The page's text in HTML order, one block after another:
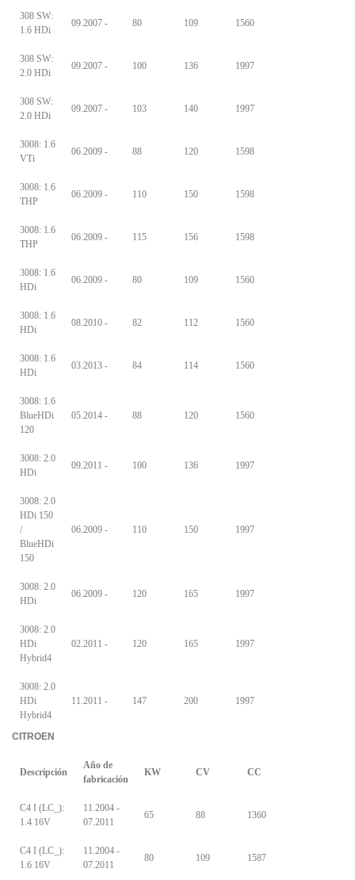
308 SW:
1.6 HDi
09.2007 - 80 109 1560
308 SW:
2.0 HDi
09.2007 - 100 136 1997
308 SW:
2.0 HDi
09.2007 - 103 140 1997
3008: 1.6
VTi
06.2009 - 88 120 1598
3008: 1.6
THP
06.2009 - 110 150 1598
3008: 1.6
THP
06.2009 - 115 156 1598
3008: 1.6
HDi
06.2009 - 80 109 1560
3008: 1.6
HDi
08.2010 - 82 112 1560
3008: 1.6
HDi
03.2013 - 84 114 1560
3008: 1.6
BlueHDi
120
05.2014 - 88 120 1560
3008: 2.0
HDi
09.2011 - 100 136 1997
3008: 2.0
HDi 150
/
BlueHDi
150
06.2009 - 110 150 1997
3008: 2.0
HDi
06.2009 - 120 165 1997
3008: 2.0
HDi
Hybrid4
02.2011 - 120 165 1997
3008: 2.0
HDi
Hybrid4
11.2011 - 147 200 1997
CITROEN
Descripción
Año de
fabricación
KW CV CC
C4 I (LC_):
1.4 16V
11.2004 -
07.2011
65 88 1360
C4 I (LC_):
1.6 16V
11.2004 -
07.2011
80 109 1587